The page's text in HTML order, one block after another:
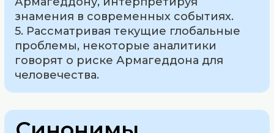
знамения в современных событиях.
5. Рассматривая текущие глобальные
проблемы, некоторые аналитики
говорят о риске Армагеддона для
человечества.